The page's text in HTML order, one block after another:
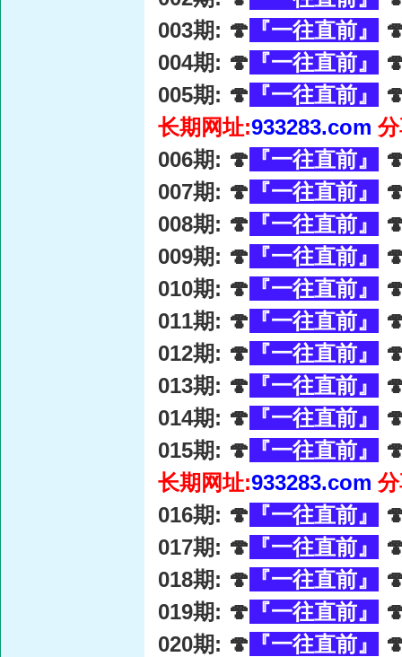
003期: 🍄 『一往直前』
004期: 🍄 『一往直前』
005期: 🍄 『一往直前』
长期网址:933283.com
006期: 🍄 『一往直前』
007期: 🍄 『一往直前』
008期: 🍄 『一往直前』
009期: 🍄 『一往直前』
010期: 🍄 『一往直前』
011期: 🍄 『一往直前』
012期: 🍄 『一往直前』
013期: 🍄 『一往直前』
014期: 🍄 『一往直前』
015期: 🍄 『一往直前』
长期网址:933283.com
016期: 🍄 『一往直前』
017期: 🍄 『一往直前』
018期: 🍄 『一往直前』
019期: 🍄 『一往直前』
020期: 🍄 『一往直前』